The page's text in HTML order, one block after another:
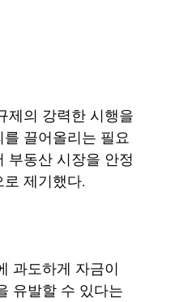
제의 강력한 시행을
끌어올리는 필요
부동산 시장을 안정
제기했다.
과도하게 자금이
유발할 수 있다는